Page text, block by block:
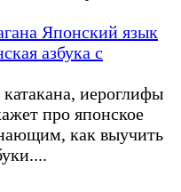
Японский язык
азбука с
иероглифы
про японское
как выучить